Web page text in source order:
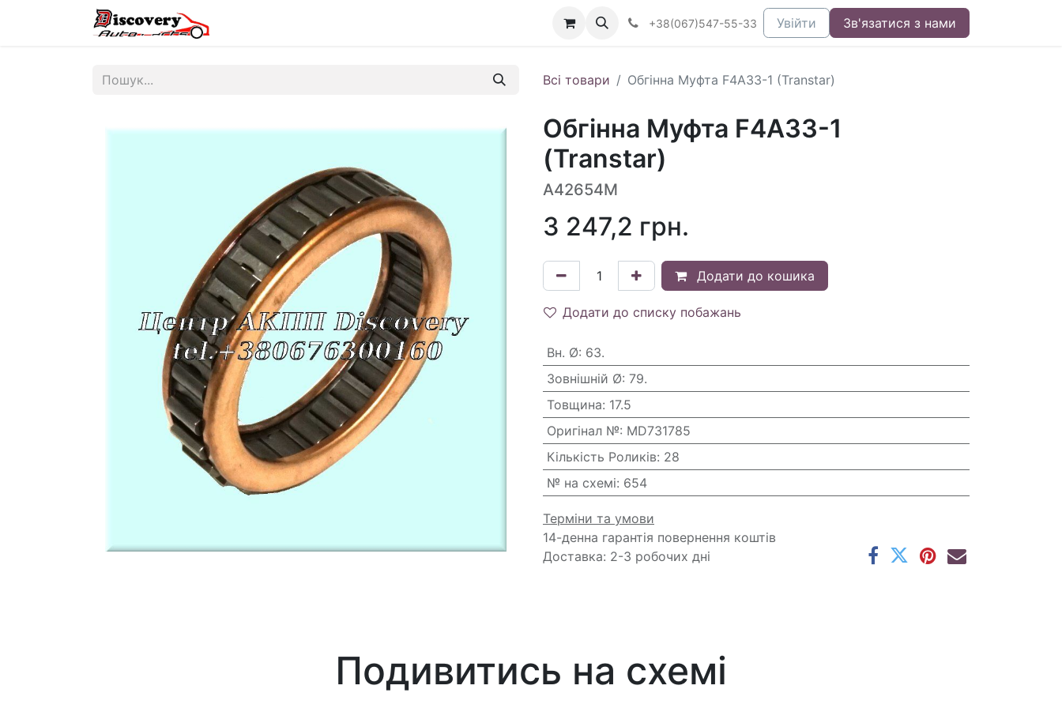
+38(067)547-55-33 Увійти Зв'язатися з нами
Всі товари Обгінна Муфта F4A33-1 (Transtar)
Обгінна Муфта F4A33-1
(Transtar)
A42654M
3 247,2 грн.
Додати до кошика
Додати до списку побажань
Вн. Ø: 63.
Зовнішній Ø: 79.
Товщина: 17.5
Оригінал №: MD731785
Кількість Роликів: 28
№ на схемі: 654
Терміни та умови
14-денна гарантія повернення коштів
Доставка: 2-3 робочих дні
Подивитись на схемі